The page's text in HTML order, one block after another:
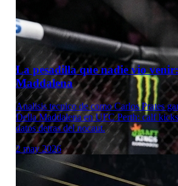
La pesadilla que nadie vio
Maddalena
Analisis tecnico de como Carlos Prates
Della Maddalena en UFC Perth: calf
datos detras del nocaut.
2 may 2026